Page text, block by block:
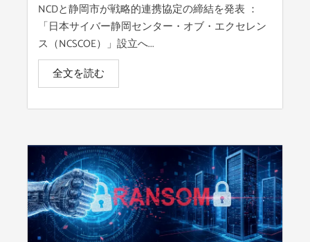
NCDと静岡市が戦略的連携協定の締結を発表 ：
「日本サイバー静岡センター・オブ・エクセレン
ス（NCSCOE）」設立へ...
全文を読む